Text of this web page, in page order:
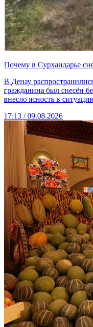
Почему в Сурхандарье
В Денау
гражданина был снесён
внесло ясность в
17:13 / 09.08.2026